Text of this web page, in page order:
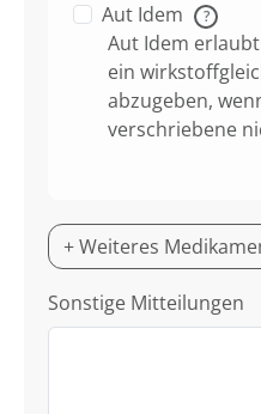
Aut Idem ?
Aut Idem
ein
abzugeben,
verschriebene
+ Weiteres
Sonstige Mitteilungen